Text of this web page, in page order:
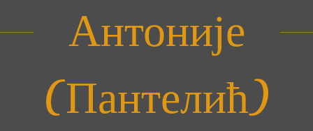
Антоније
(Пантелић)